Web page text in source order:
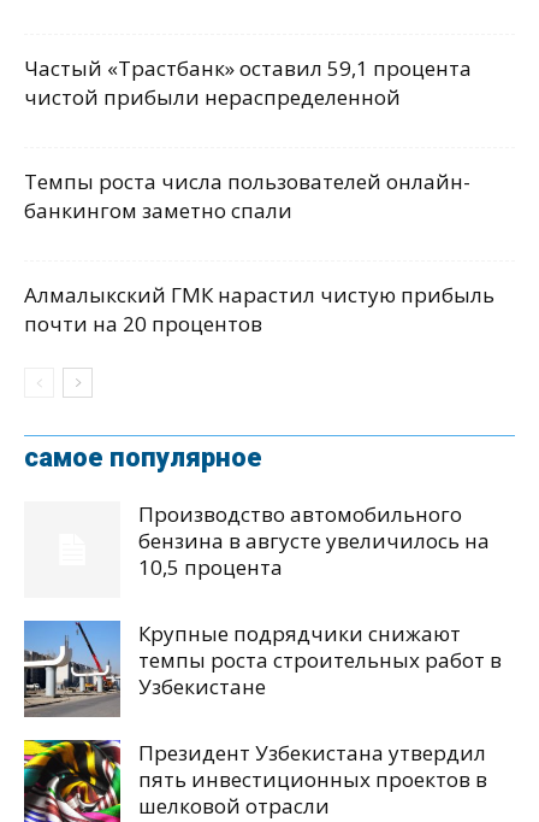
Частый «Трастбанк» оставил 59,1 процента
чистой прибыли нераспределенной
Темпы роста числа пользователей онлайн-
банкингом заметно спали
Алмалыкский ГМК нарастил чистую прибыль
почти на 20 процентов
самое популярное
Производство автомобильного
бензина в августе увеличилось на
10,5 процента
Крупные подрядчики снижают
темпы роста строительных работ в
Узбекистане
Президент Узбекистана утвердил
пять инвестиционных проектов в
шелковой отрасли